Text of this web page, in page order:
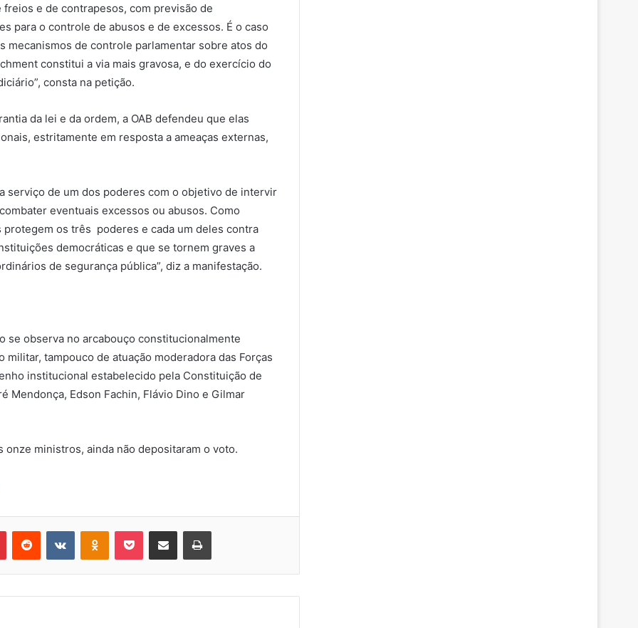
e de contrapesos, com previsão de
para o controle de abusos e de excessos. É o caso
de controle parlamentar sobre atos do
constitui a via mais gravosa, e do exercício do
consta na petição.
da lei e da ordem, a OAB defendeu que elas
estritamente em resposta a ameaças externas,
serviço de um dos poderes com o objetivo de intervir
eventuais excessos ou abusos. Como
protegem os três poderes e cada um deles contra
democráticas e que se tornem graves a
de segurança pública”, diz a manifestação.
se observa no arcabouço constitucionalmente
tampouco de atuação moderadora das Forças
institucional estabelecido pela Constituição de
Mendonça, Edson Fachin, Flávio Dino e Gilmar
ministros, ainda não depositaram o voto.